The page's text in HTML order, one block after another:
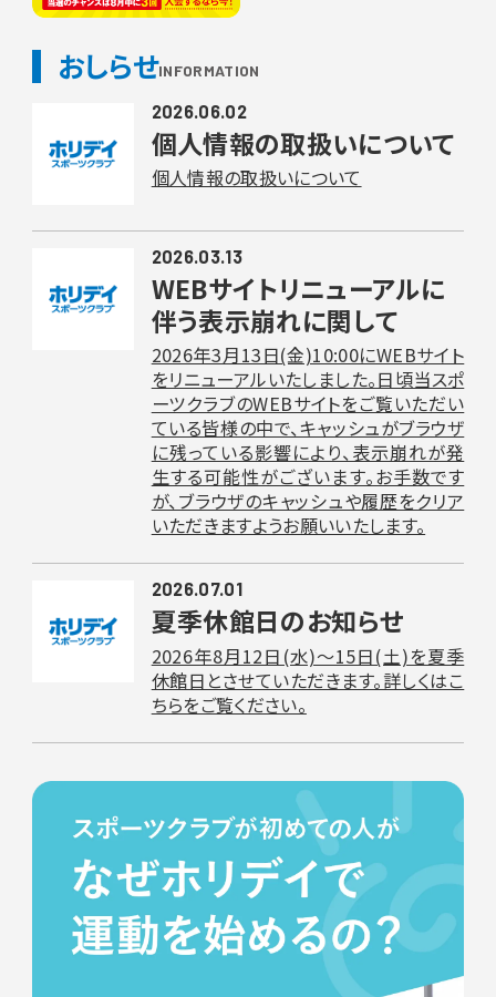
おしらせINFORMATION
2026.06.02
個人情報の取扱いについて
個人情報の取扱いについて
2026.03.13
WEBサイトリニューアルに
伴う表示崩れに関して
2026年3月13日(金)10:00にWEBサイト
をリニューアルいたしました。日頃当スポ
ーツクラブのWEBサイトをご覧いただい
ている皆様の中で、キャッシュがブラウザ
に残っている影響により、表示崩れが発
生する可能性がございます。お手数です
が、ブラウザのキャッシュや履歴をクリア
いただきますようお願いいたします。
2026.07.01
夏季休館日のお知らせ
2026年8月12日(水)〜15日(土)を夏季
休館日とさせていただきます。詳しくはこ
ちらをご覧ください。